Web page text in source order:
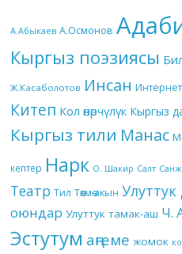
А.Абыкаев А.Осмонов
Кыргыз поэзиясы
Ж.Касаболотов Инсан Интернет
Китеп Кол өнөрчүлүк Кыргыз
Кыргыз тили Манас
кептер Нарк О. Шакир Салт
Театр Тил Төкмө акын
оюндар Улуттук тамак-аш Ч.
Эстутум аңгеме жомок